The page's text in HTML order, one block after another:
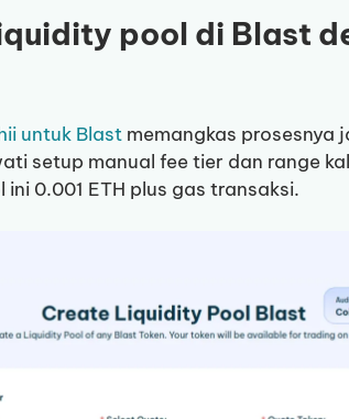
pool di Blast
untuk Blast memangkas prosesnya
setup manual fee tier dan range
0.001 ETH plus gas transaksi.